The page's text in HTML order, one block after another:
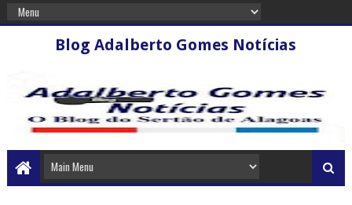
Blog Adalberto Gomes Notícias